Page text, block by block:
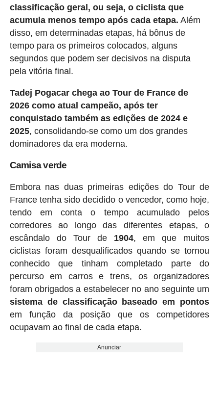
classificação geral, ou seja, o ciclista que
acumula menos tempo após cada etapa. Além
disso, em determinadas etapas, há bônus de
tempo para os primeiros colocados, alguns
segundos que podem ser decisivos na disputa
pela vitória final.
Tadej Pogacar chega ao Tour de France de
2026 como atual campeão, após ter
conquistado também as edições de 2024 e
2025, consolidando-se como um dos grandes
dominadores da era moderna.
Camisa verde
Embora nas duas primeiras edições do Tour de
France tenha sido decidido o vencedor, como hoje,
tendo em conta o tempo acumulado pelos
corredores ao longo das diferentes etapas, o
escândalo do Tour de 1904, em que muitos
ciclistas foram desqualificados quando se tornou
conhecido que tinham completado parte do
percurso em carros e trens, os organizadores
foram obrigados a estabelecer no ano seguinte um
sistema de classificação baseado em pontos
em função da posição que os competidores
ocupavam ao final de cada etapa.
Anunciar